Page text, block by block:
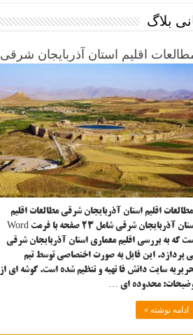
بلاگ
اقلیم استان آذربایجان شرقی
مطالعات اقلیم استان آذربایجان شرقی مطالعات اقلیم
استان آذربایجان شرقی شامل ۲۳ صفحه با فرمت Word
که به بررسی اقلیم معماری استان آذربایجان شرقی
پردازد. این فایل به صورت اختصاصی توسط تیم
سایت دانش فا تهیه و تنظیم شده است. گوشه ای از
محدوده ای …
ادامه نوشته »